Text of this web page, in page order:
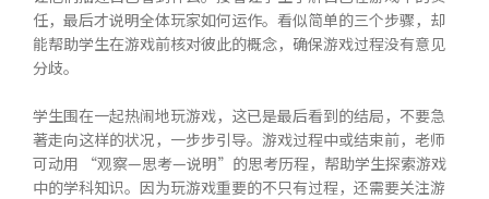
任，最后才说明全体玩家如何运作。看似简单的三个步骤，却
能帮助学生在游戏前核对彼此的概念，确保游戏过程没有意见
分歧。
学生围在一起热闹地玩游戏，这已是最后看到的结局，不要急
著走向这样的状况，一步步引导。游戏过程中或结束前，老师
可动用 “观察—思考—说明”的思考历程，帮助学生探索游戏
中的学科知识。因为玩游戏重要的不只有过程，还需要关注游